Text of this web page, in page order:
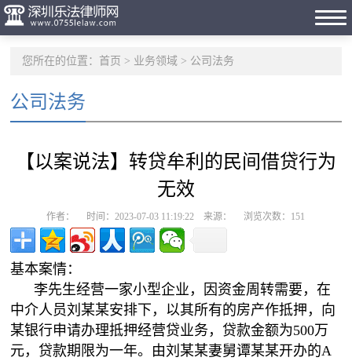
您所在的位置： 首页 > 业务领域 > 公司法务
公司法务
【以案说法】转贷牟利的民间借贷行为
无效
作者： 时间：2023-07-03 11:19:22 来源： 浏览次数： 151
基本案情：
李先生经营一家小型企业，因资金周转需要，在
中介人员刘某某安排下，以其所有的房产作抵押，向
某银行申请办理抵押经营贷业务，贷款金额为500万
元，贷款期限为一年。由刘某某妻舅谭某某开办的A